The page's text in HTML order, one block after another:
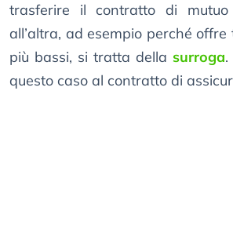
trasferire il contratto di
all’altra, ad esempio perché
più bassi, si tratta della surroga.
questo caso al contratto di